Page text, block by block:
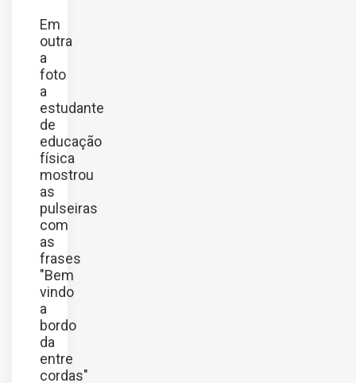
Em
outra
a
foto
a
estudante
de
educação
física
mostrou
as
pulseiras
com
as
frases
"Bem
vindo
a
bordo
da
entre
cordas"